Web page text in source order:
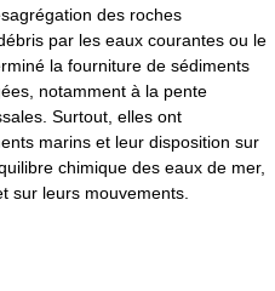
des roches
par les eaux courantes ou le
la fourniture de sédiments
notamment à la pente
Surtout, elles ont
marins et leur disposition sur
chimique des eaux de mer,
sur leurs mouvements.